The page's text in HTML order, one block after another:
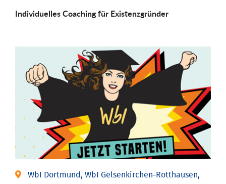
Individu­elles Coaching für Existenz­gründer
WbI Dortmund, WbI Gelsenkirchen-Rotthausen,